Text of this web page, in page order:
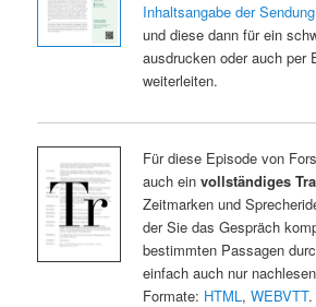
Inhaltsangabe der Sendung
und diese dann für ein
ausdrucken oder auch per
weiterleiten.
Für diese Episode von
auch ein vollständiges
Zeitmarken und
der Sie das Gespräch
bestimmten Passagen
einfach auch nur
Formate: HTML , WEBVTT.